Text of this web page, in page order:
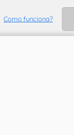
Como funciona?